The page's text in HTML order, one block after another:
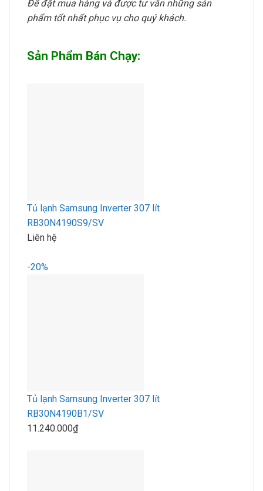
Để đặt mua hàng và được tư vấn những sản
phẩm tốt nhất phục vụ cho quý khách.
Sản Phẩm Bán Chạy:
Tủ lạnh Samsung Inverter 307 lít
RB30N4190S9/SV
Liên hệ
-20%
Tủ lạnh Samsung Inverter 307 lít
RB30N4190B1/SV
11.240.000₫